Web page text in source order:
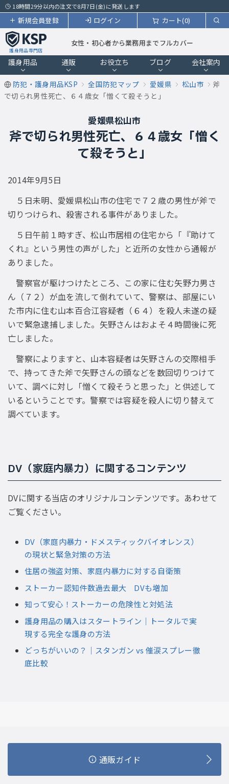
18時間29分以内の注文で8月7日(金)に発送します
カート(0)
ログイン
新規会員登録
護身用品専門店
女性・初心者から業務用までフルカバー
護身用品 通販 お役立ち ブログ 会社案内
防犯・護身用品KSP 全国防犯マップ 愛媛県 松山市
斧
で切られ男性死亡、６４歳女「憎くて殺そうと」
愛媛県松山市
斧で切られ男性死亡、６４歳女「憎く
て殺そうと」
2014年9月5日
５日未明、愛媛県松山市の住宅で７２歳の男性が斧で
切りつけられ、殺害される事件がありました。
５日午前１時すぎ、松山市居相の住宅から「『助けて
くれ』という男性の声がした」と近所の女性から通報が
ありました。
警察官が駆けつけたところ、この家に住む矢野力男さ
ん（７２）が血を流して倒れていて、警察は、部屋にい
た市内に住む山本百合江容疑者（６４）を殺人未遂の疑
いで緊急逮捕しました。矢野さんはおよそ４時間後に死
亡しました。
警察によりますと、山本容疑者は矢野さんの交際相手
で、持ってきた斧で矢野さんの頭などを数回切りつけて
いて、調べに対し「憎くて殺そうと思った」と供述して
いるということです。警察では容疑を殺人に切り替えて
調べています。
DV（家庭内暴力）に関するコンテンツ
DVに関する当店のオリジナルコンテンツです。あわせて
ご覧ください。
DV（家庭内暴力・ドメスティックバイオレンス）
の現状と緊急対策の方法
住居の強盗対策、家庭内暴力に対する自衛策
ストーカー認知件数過去最大 DVも増加
知って安心！ストーカーの危険性と対処法
護身用品の購入はスタートライン｜トータルで実
現する完全な護身の方法
どっちがいいの？｜スタンガン vs 催涙スプレー徹
底比較
通販ガイド